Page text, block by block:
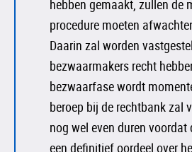
hebben gemaakt, zullen de
procedure moeten
Daarin zal worden
bezwaarmakers recht
bezwaarfase wordt
beroep bij de rechtbank zal
nog wel even duren voordat
een definitief oordeel over